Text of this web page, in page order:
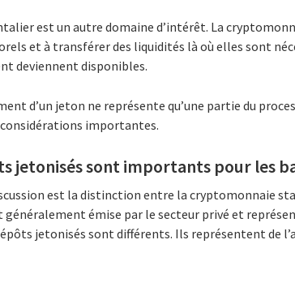
est un autre domaine d’intérêt. La
et à transférer des liquidités là où elles sont
deviennent disponibles.
d’un jeton ne représente qu’une partie du
importantes.
jetonisés sont importants pour les
est la distinction entre la cryptomonnaie
émise par le secteur privé et
jetonisés sont différents. Ils représentent de